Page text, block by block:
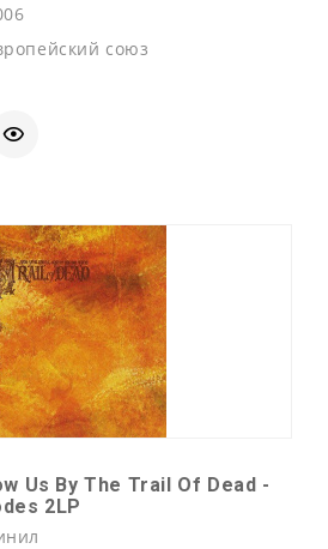
союз
Us By The Trail Of Dead -
2LP